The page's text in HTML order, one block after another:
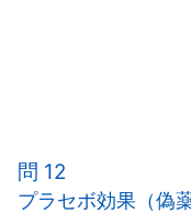
険性が高まる」とさ
問 12
プラセボ効果（偽